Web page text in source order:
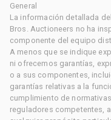
General
La información detallada
Bros. Auctioneers no ha
componente del equipo
A menos que se indique
ni ofrecemos garantías,
o a sus componentes,
garantías relativas a la
cumplimiento de
reguladores competentes,